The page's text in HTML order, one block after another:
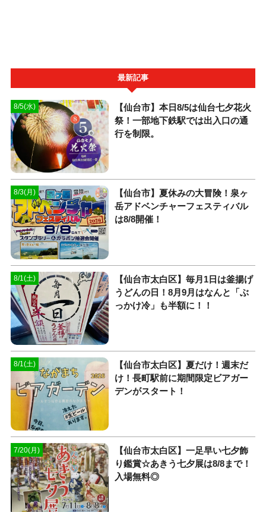
最新記事
8/5(水)
【仙台市】本日8/5は仙台七夕花火
祭！一部地下鉄駅では出入口の通
行を制限。
8/3(月)
【仙台市】夏休みの大冒険！泉ヶ
岳アドベンチャーフェスティバル
は8/8開催！
8/1(土)
【仙台市太白区】毎月1日は釜揚げ
うどんの日！8月9月はなんと「ぶ
っかけ冷」も半額に！！
8/1(土)
【仙台市太白区】夏だけ！週末だ
け！長町駅前に期間限定ビアガー
デンがスタート！
7/20(月)
【仙台市太白区】一足早い七夕飾
り鑑賞☆あきう七夕展は8/8まで！
入場無料◎